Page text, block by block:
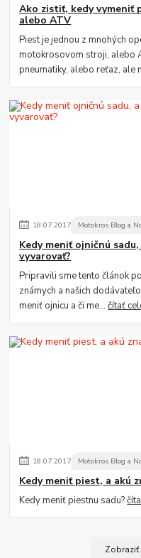
Ako zistiť, kedy vymeniť
alebo ATV
Piest je jednou z mnohých
motokrosovom stroji, alebo
pneumatiky, alebo reťaz, ale
18.07.2017 Motokros Blog a
Kedy meniť ojničnú
vyvarovať?
Pripravili sme tento článok
známych a našich
meniť ojnicu a či me...čítať
18.07.2017 Motokros Blog a
Kedy meniť piest, a akú
Kedy meniť piestnu sadu?
Zobraziť